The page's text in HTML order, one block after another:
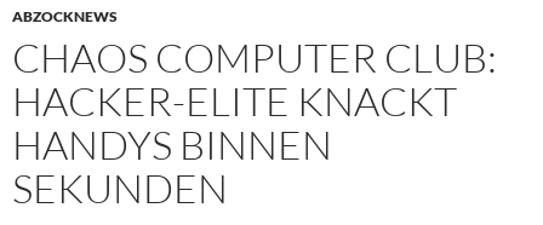
ABZOCKNEWS
CHAOS COMPUTER CLUB:
HACKER-ELITE KNACKT
HANDYS BINNEN
SEKUNDEN